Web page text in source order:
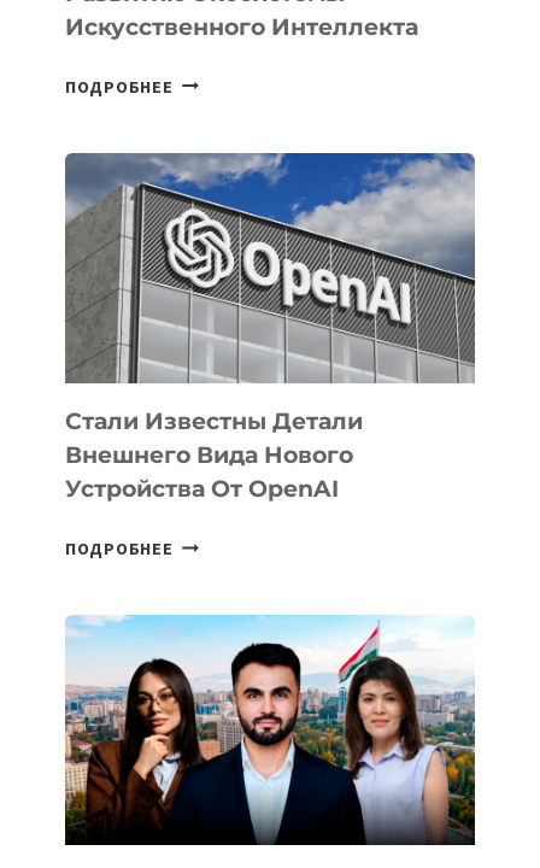
Искусственного Интеллекта
ПОДРОБНЕЕ
ПРИОРИТЕТНЫЕ
ЗАДАЧИ
ПО
РАЗВИТИЮ
ЭКОСИСТЕМЫ
ИСКУССТВЕННОГО
ИНТЕЛЛЕКТА
Стали Известны Детали
Внешнего Вида Нового
Устройства От OpenAI
ПОДРОБНЕЕ СТАЛИ
ВНЕШНЕГО
ВИДА
НОВОГО
УСТРОЙСТВА
ОТ
OPENAI